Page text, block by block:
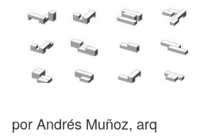
por Andrés Muñoz, arq